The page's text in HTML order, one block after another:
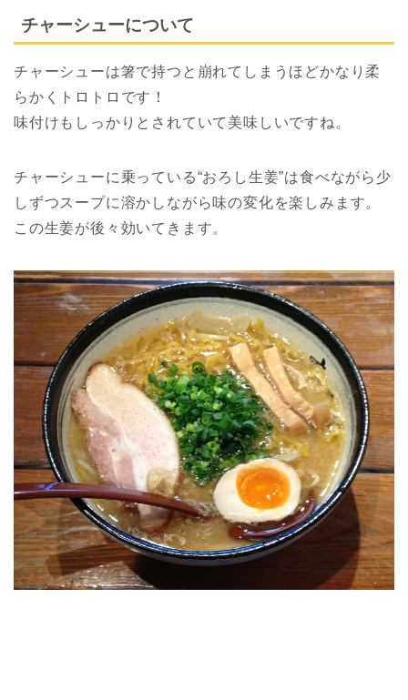
チャーシューについて
チャーシューは箸で持つと崩れてしまうほどかなり柔
らかくトロトロです！
味付けもしっかりとされていて美味しいですね。
チャーシューに乗っている“おろし生姜”は食べながら少
しずつスープに溶かしながら味の変化を楽しみます。
この生姜が後々効いてきます。